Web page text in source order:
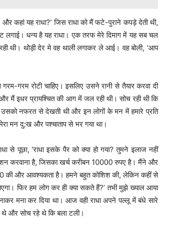
कहां यह राधा?’ जिस राधा को मैं फटे-पुराने कपड़े देती थी,
लगाई। धन्य है यह राधा। एक तरफ मेरे दिमाग में यह सब चल
थी। थोड़ी देर मे वह थाली लगाकर ले आई। वह बोली, ‘आप
गरम रोटी चाहिए। इसलिए उसने रानी से तैयार करवा दी
मैं इधर प्रायश्चित की आग में जल रही थी। सोच रही थी कि
नफरत से देखती थी और इन लोगों के मन में हमारे प्रति
मन दु:ख और पश्चाताप से भर गया था।
से पूछा, ‘राधा इसके पैर को क्या हो गया? तुमने इलाज नहीं
करवाना है, जिसका खर्च करीबन 10000 रुपए है। मैंने और
की और आवश्यकता है। हमने बहुत कोशिश की, लेकिन कहीं से
फिर हम लोग कर ही क्या सकते हैं?’ तभी मुझे ख्याल आया
मना कर दिया था। आज वही राधा अपने पल्लू में बंधे सारे
और सोच रहे थे कि बला टली।